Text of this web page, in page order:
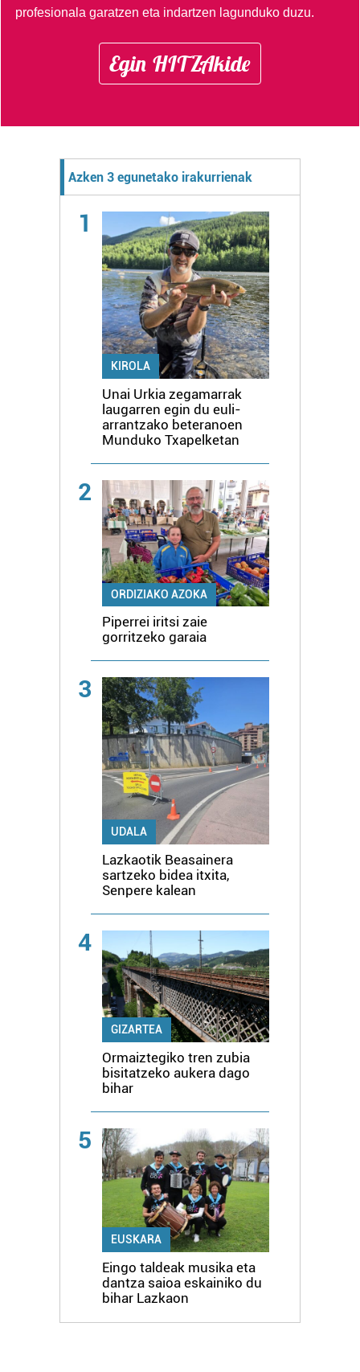
profesionala garatzen eta indartzen lagunduko duzu.
Egin HITZAkide
Azken 3 egunetako irakurrienak
1
KIROLA
Unai Urkia zegamarrak
laugarren egin du euli-
arrantzako beteranoen
Munduko Txapelketan
2
ORDIZIAKO AZOKA
Piperrei iritsi zaie
gorritzeko garaia
3
UDALA
Lazkaotik Beasainera
sartzeko bidea itxita,
Senpere kalean
4
GIZARTEA
Ormaiztegiko tren zubia
bisitatzeko aukera dago
bihar
5
EUSKARA
Eingo taldeak musika eta
dantza saioa eskainiko du
bihar Lazkaon